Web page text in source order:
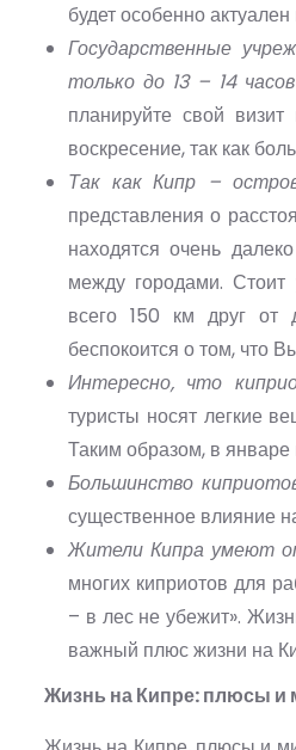
будет особенно
Государственные
только до 13 – 14
планируйте свой
воскресение, так как
Так как Кипр –
представления о
находятся очень
между городами. Стоит
всего 150 км друг от
беспокоится о том, что
Интересно, что
туристы носят легкие
Таким образом, в январе
Большинство
существенное влияние
Жители Кипра умеют
многих киприотов для
– в лес не убежит».
важный плюс жизни на
Жизнь на Кипре: плюсы и